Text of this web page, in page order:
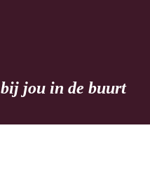
bij jou in de buurt